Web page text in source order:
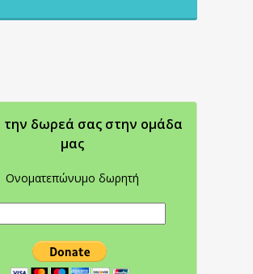
την δωρεά σας στην oμάδα
μας
Ονοματεπώνυμο δωρητή